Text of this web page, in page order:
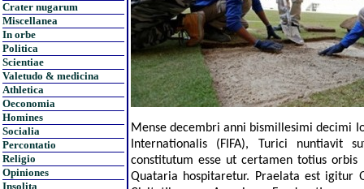
Crater nugarum
Miscellanea
In orbe
Politica
Scientiae
Valetudo & medicina
Athletica
Oeconomia
Homines
Socialia
Percontatio
Religio
Opiniones
Insolita
Mense decembri anni bismillesimi decimi
Internationalis (FIFA), Turici nuntiavit
constitutum esse ut certamen totius
Quataria hospitaretur. Praelata est igitur